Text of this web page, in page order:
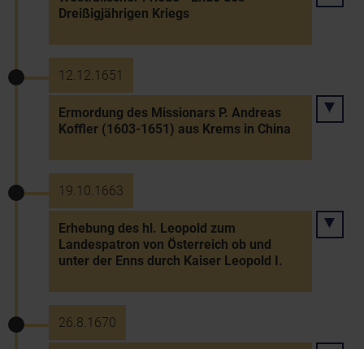
Dreißigjährigen Kriegs
12.12.1651
Ermordung des Missionars P. Andreas
Koffler (1603-1651) aus Krems in China
19.10.1663
Erhebung des hl. Leopold zum
Landespatron von Österreich ob und
unter der Enns durch Kaiser Leopold I.
26.8.1670